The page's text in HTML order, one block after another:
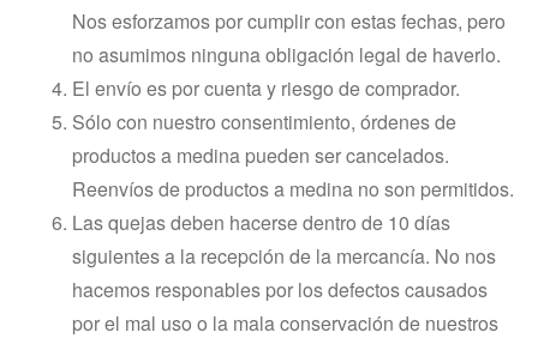
Nos esforzamos por cumplir con estas fechas, pero
no asumimos ninguna obligación legal de haverlo.
El envío es por cuenta y riesgo de comprador.
Sólo con nuestro consentimiento, órdenes de
productos a medina pueden ser cancelados.
Reenvíos de productos a medina no son permitidos.
Las quejas deben hacerse dentro de 10 días
siguientes a la recepción de la mercancía. No nos
hacemos responables por los defectos causados
por el mal uso o la mala conservación de nuestros